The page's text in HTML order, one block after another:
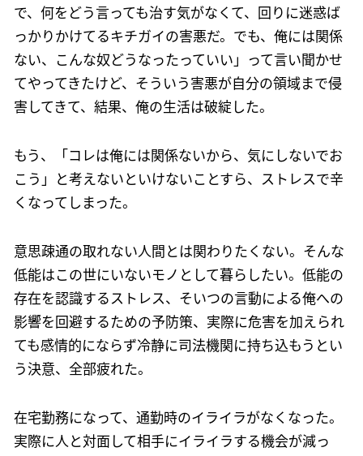
で、何をどう言っても治す気がなくて、回りに迷惑ば
っかりかけてるキチガイの害悪だ。でも、俺には関係
ない、こんな奴どうなったっていい」って言い聞かせ
てやってきたけど、そういう害悪が自分の領域まで侵
害してきて、結果、俺の生活は破綻した。
もう、「コレは俺には関係ないから、気にしないでお
こう」と考えないといけないことすら、ストレスで辛
くなってしまった。
意思疎通の取れない人間とは関わりたくない。そんな
低能はこの世にいないモノとして暮らしたい。低能の
存在を認識するストレス、そいつの言動による俺への
影響を回避するための予防策、実際に危害を加えられ
ても感情的にならず冷静に司法機関に持ち込もうとい
う決意、全部疲れた。
在宅勤務になって、通勤時のイライラがなくなった。
実際に人と対面して相手にイライラする機会が減っ